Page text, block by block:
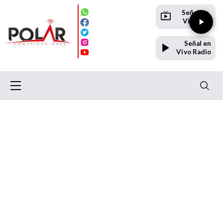
Señal en
Vivo TV
Señal en
Vivo Radio